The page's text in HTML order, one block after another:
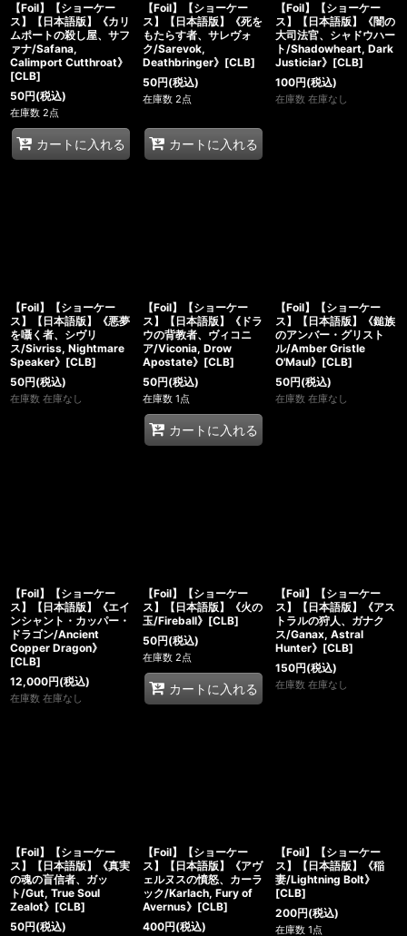
【Foil】【ショーケー
ス】【日本語版】《カリ
ムポートの殺し屋、サフ
ァナ/Safana,
Calimport Cutthroat》
[CLB]
50円(税込)
在庫数 2点
カートに入れる
【Foil】【ショーケー
ス】【日本語版】《死を
もたらす者、サレヴォ
ク/Sarevok,
Deathbringer》[CLB]
50円(税込)
在庫数 2点
カートに入れる
【Foil】【ショーケー
ス】【日本語版】《闇の
大司法官、シャドウハー
ト/Shadowheart, Dark
Justiciar》[CLB]
100円(税込)
在庫数 在庫なし
【Foil】【ショーケー
ス】【日本語版】《悪夢
を囁く者、シヴリ
ス/Sivriss, Nightmare
Speaker》[CLB]
50円(税込)
在庫数 在庫なし
【Foil】【ショーケー
ス】【日本語版】《ドラ
ウの背教者、ヴィコニ
ア/Viconia, Drow
Apostate》[CLB]
50円(税込)
在庫数 1点
カートに入れる
【Foil】【ショーケー
ス】【日本語版】《鎚族
のアンバー・グリスト
ル/Amber Gristle
O'Maul》[CLB]
50円(税込)
在庫数 在庫なし
【Foil】【ショーケー
ス】【日本語版】《エイ
ンシャント・カッパー・
ドラゴン/Ancient
Copper Dragon》
[CLB]
12,000円(税込)
在庫数 在庫なし
【Foil】【ショーケー
ス】【日本語版】《火の
玉/Fireball》[CLB]
50円(税込)
在庫数 2点
カートに入れる
【Foil】【ショーケー
ス】【日本語版】《アス
トラルの狩人、ガナク
ス/Ganax, Astral
Hunter》[CLB]
150円(税込)
在庫数 在庫なし
【Foil】【ショーケー
ス】【日本語版】《真実
の魂の盲信者、ガッ
ト/Gut, True Soul
Zealot》[CLB]
50円(税込)
【Foil】【ショーケー
ス】【日本語版】《アヴ
ェルヌスの憤怒、カーラ
ック/Karlach, Fury of
Avernus》[CLB]
400円(税込)
【Foil】【ショーケー
ス】【日本語版】《稲
妻/Lightning Bolt》
[CLB]
200円(税込)
在庫数 1点